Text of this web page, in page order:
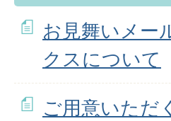
お見舞いメー
クスについて
ご用意いただ